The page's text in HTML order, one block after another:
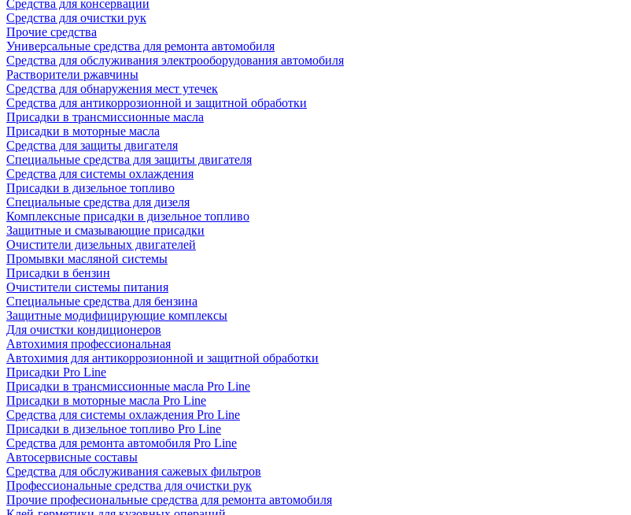
Средства для консервации
Средства для очистки рук
Прочие средства
Универсальные средства для ремонта автомобиля
Средства для обслуживания электрооборудования автомобиля
Растворители ржавчины
Средства для обнаружения мест утечек
Средства для антикоррозионной и защитной обработки
Присадки в трансмиссионные масла
Присадки в моторные масла
Средства для защиты двигателя
Специальныe средства для защиты двигателя
Средства для системы охлаждения
Присадки в дизельное топливо
Спeциальные средства для дизеля
Комплексные присадки в дизельное топливо
Защитные и смазывающие присадки
Очистители дизельных двигателей
Промывки масляной системы
Присадки в бензин
Очистители системы питания
Специальные срeдства для бензина
Защитные модифицирующие комплексы
Для очистки кондиционеров
Автохимия профессиональная
Автохимия для антикоррозионной и защитной обработки
Присадки Pro Line
Присадки в трансмиссионные масла Pro Line
Присадки в моторные масла Pro Line
Средства для системы охлаждения Pro Line
Присадки в дизельное топливо Pro Line
Средства для ремонта автомобиля Pro Line
Автосервисные составы
Средства для обслуживания сажевых фильтров
Профессиональные средства для очистки рук
Прочие професиональные средства для ремонта автомобиля